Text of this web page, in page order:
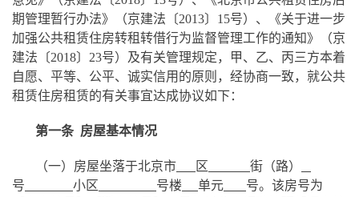
期管理暂行办法》（京建法〔2013〕15号）、《关于进一步
加强公共租赁住房转租转借行为监督管理工作的通知》（京
建法〔2018〕23号）及有关管理规定，甲、乙、丙三方本着
自愿、平等、公平、诚实信用的原则，经协商一致，就公共
租赁住房租赁的有关事宜达成协议如下：
第一条 房屋基本情况
（一）房屋坐落于北京市 区
街（路）
号
小区 号楼 单元
号。该房号为